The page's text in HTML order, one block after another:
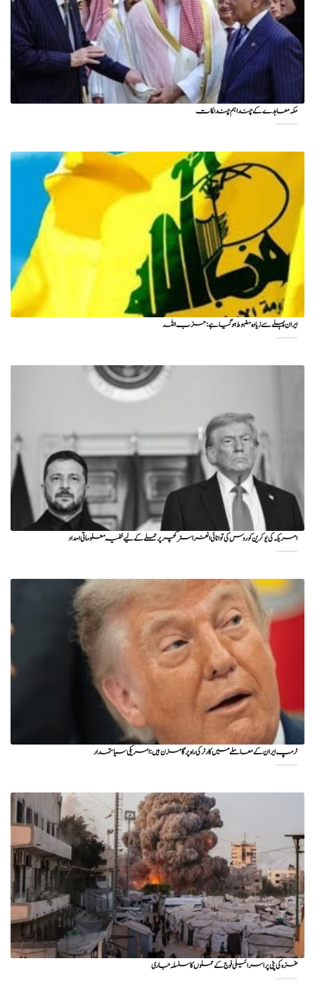
مکہ معاہدے کے چند اہم چند نکات
ایران پہلے سے زیادہ مضبوط ہو گیا ہے: حزب اللہ
امریکہ کی یوکرین کو روس کی توانائی انفراسٹرکچر پر حملے کے لیے خفیہ معلوماتی امداد
ٹرمپ ایران کے معاملے میں کارٹر کی راہ پر گامزن ہیں: امریکی سیاستمدار
غزہ کی پٹی پر اسرائیلی فوج کے حملوں کا سلسلہ جاری